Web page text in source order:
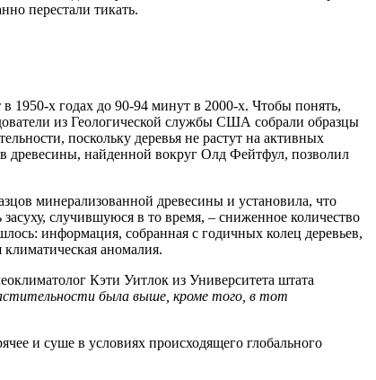
перестали тикать.
1950-х годах до 90-94 минут в 2000-х. Чтобы понять,
из Геологической службы США собрали образцы
поскольку деревья не растут на активных
древесины, найденной вокруг Олд Фейтфул, позволил
минерализованной древесины и установила, что
случившуюся в то время, – сниженное количество
информация, собранная с годичных колец деревьев,
климатическая аномалия.
Кэти Уитлок из Университета штата
была выше, кроме того, в тот
и суше в условиях происходящего глобального